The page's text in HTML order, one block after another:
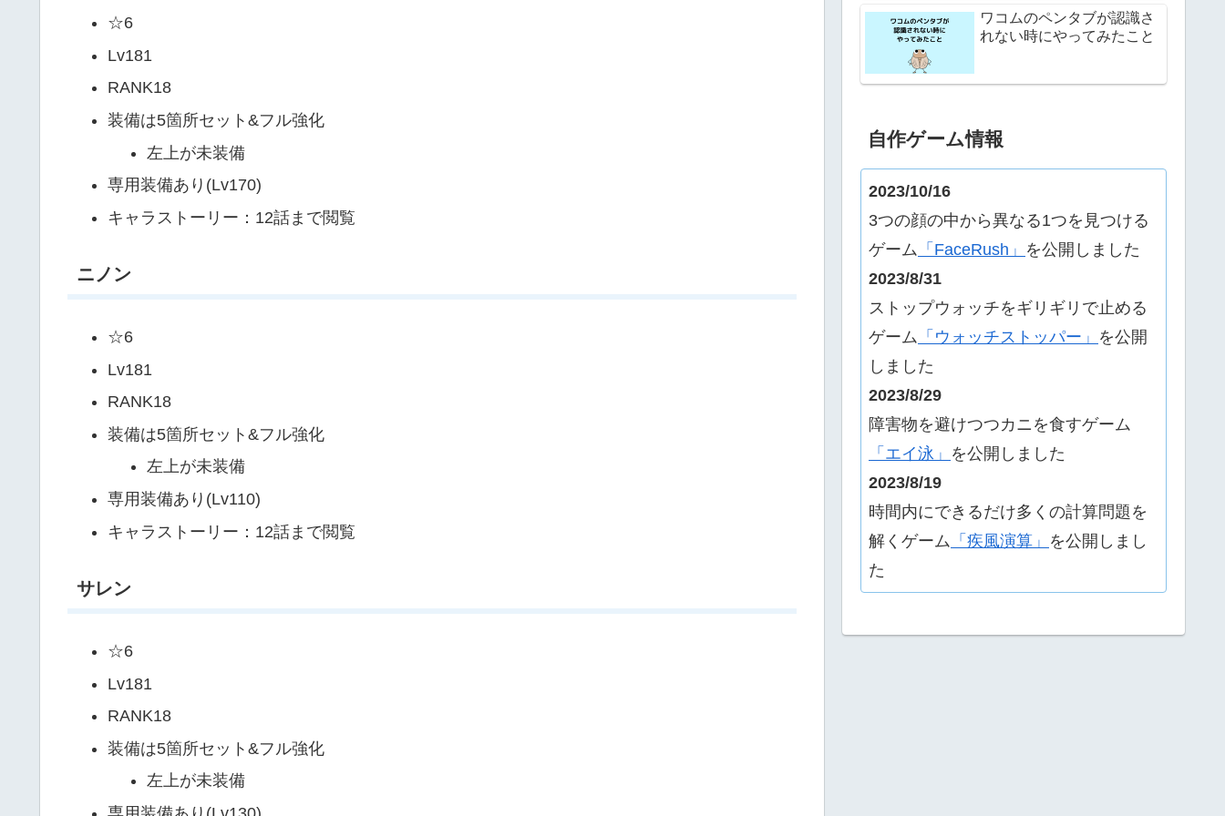
☆6
Lv181
RANK18
装備は5箇所セット&フル強化
左上が未装備
専用装備あり(Lv170)
キャラストーリー：12話まで閲覧
ニノン
☆6
Lv181
RANK18
装備は5箇所セット&フル強化
左上が未装備
専用装備あり(Lv110)
キャラストーリー：12話まで閲覧
サレン
☆6
Lv181
RANK18
装備は5箇所セット&フル強化
左上が未装備
ワコムのペンタブが認識さ
れない時にやってみたこと
自作ゲーム情報
2023/10/16
3つの顔の中から異なる1つを見つける
ゲーム 「FaceRush」 を公開しました
2023/8/31
ストップウォッチをギリギリで止める
ゲーム 「ウォッチストッパー」 を公開
しました
2023/8/29
障害物を避けつつカニを食すゲーム
「エイ泳」 を公開しました
2023/8/19
時間内にできるだけ多くの計算問題を
解くゲーム 「疾風演算」 を公開しまし
た